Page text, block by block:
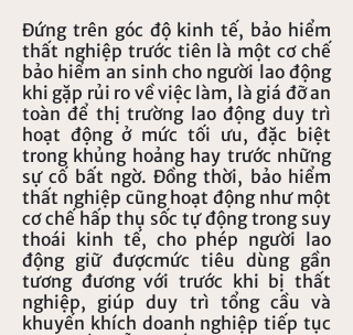
Đứng trên góc độ kinh tế, bảo hiểm
thất nghiệp trước tiên là một cơ chế
bảo hiểm an sinh cho người lao động
khi gặp rủi ro về việc làm, là giá đỡ an
toàn để thị trường lao động duy trì
hoạt động ở mức tối ưu, đặc biệt
trong khủng hoảng hay trước những
sự cố bất ngờ. Đồng thời, bảo hiểm
thất nghiệp cũng hoạt động như một
cơ chế hấp thụ sốc tự động trong suy
thoái kinh tế, cho phép người lao
động giữ đượcmức tiêu dùng gần
tương đương với trước khi bị thất
nghiệp, giúp duy trì tổng cầu và
khuyến khích doanh nghiệp tiếp tục